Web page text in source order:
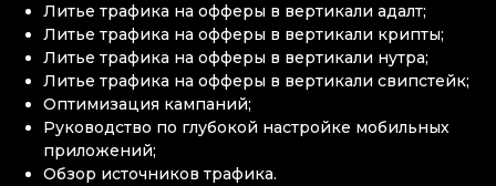
Литье трафика на офферы в вертикали адалт;
Литье трафика на офферы в вертикали крипты;
Литье трафика на офферы в вертикали нутра;
Литье трафика на офферы в вертикали свипстейк;
Оптимизация кампаний;
Руководство по глубокой настройке мобильных
приложений;
Обзор источников трафика.